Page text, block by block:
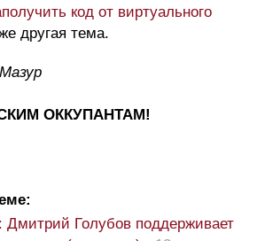
код от виртуального
другая тема.
ОККУПАНТАМ!
Голубов поддерживает